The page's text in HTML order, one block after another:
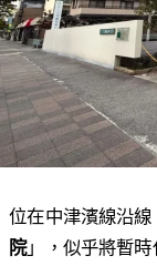
位在中津濱線沿
院」，似乎將暫時